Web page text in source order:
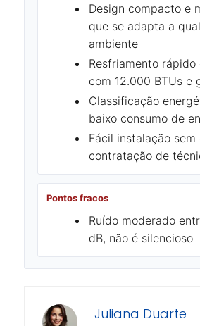
Design compacto e
que se adapta a
ambiente
Resfriamento
com 12.000 BTUs e
Classificação
baixo consumo de
Fácil instalação sem
contratação de
Pontos fracos
Ruído moderado
dB, não é silencioso
Juliana Duarte